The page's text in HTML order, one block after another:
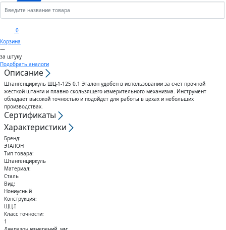
0
Корзина
Анкеры
Шплинты
Штифты
Дюбели
Шурупы
Гвозди
Спец.крепеж
Шпоночный материал
Скобы
Крюки
Вертлюги
Блоки
Сектора управления к
дроссельному клапану
Воздуховоды гибкие
Диффузоры для вентиляции
Штампованные изделия
Клапаны
Гибкие вставки
Воздухо-распределители
—
за штуку
Подобрать аналоги
Описание
Штангенциркуль ШЦ-1-125 0.1 Эталон удобен в использовании за счет прочной
жесткой штанги и плавно скользящего измерительного механизма. Инструмент
обладает высокой точностью и подойдет для работы в цехах и небольших
производствах.
Сертификаты
Характеристики
Бренд:
ЭТАЛОН
Тип товара:
Штангенциркуль
Материал:
Сталь
Вид:
Нониусный
Конструкция:
ЩЦ-I
Класс точности:
1